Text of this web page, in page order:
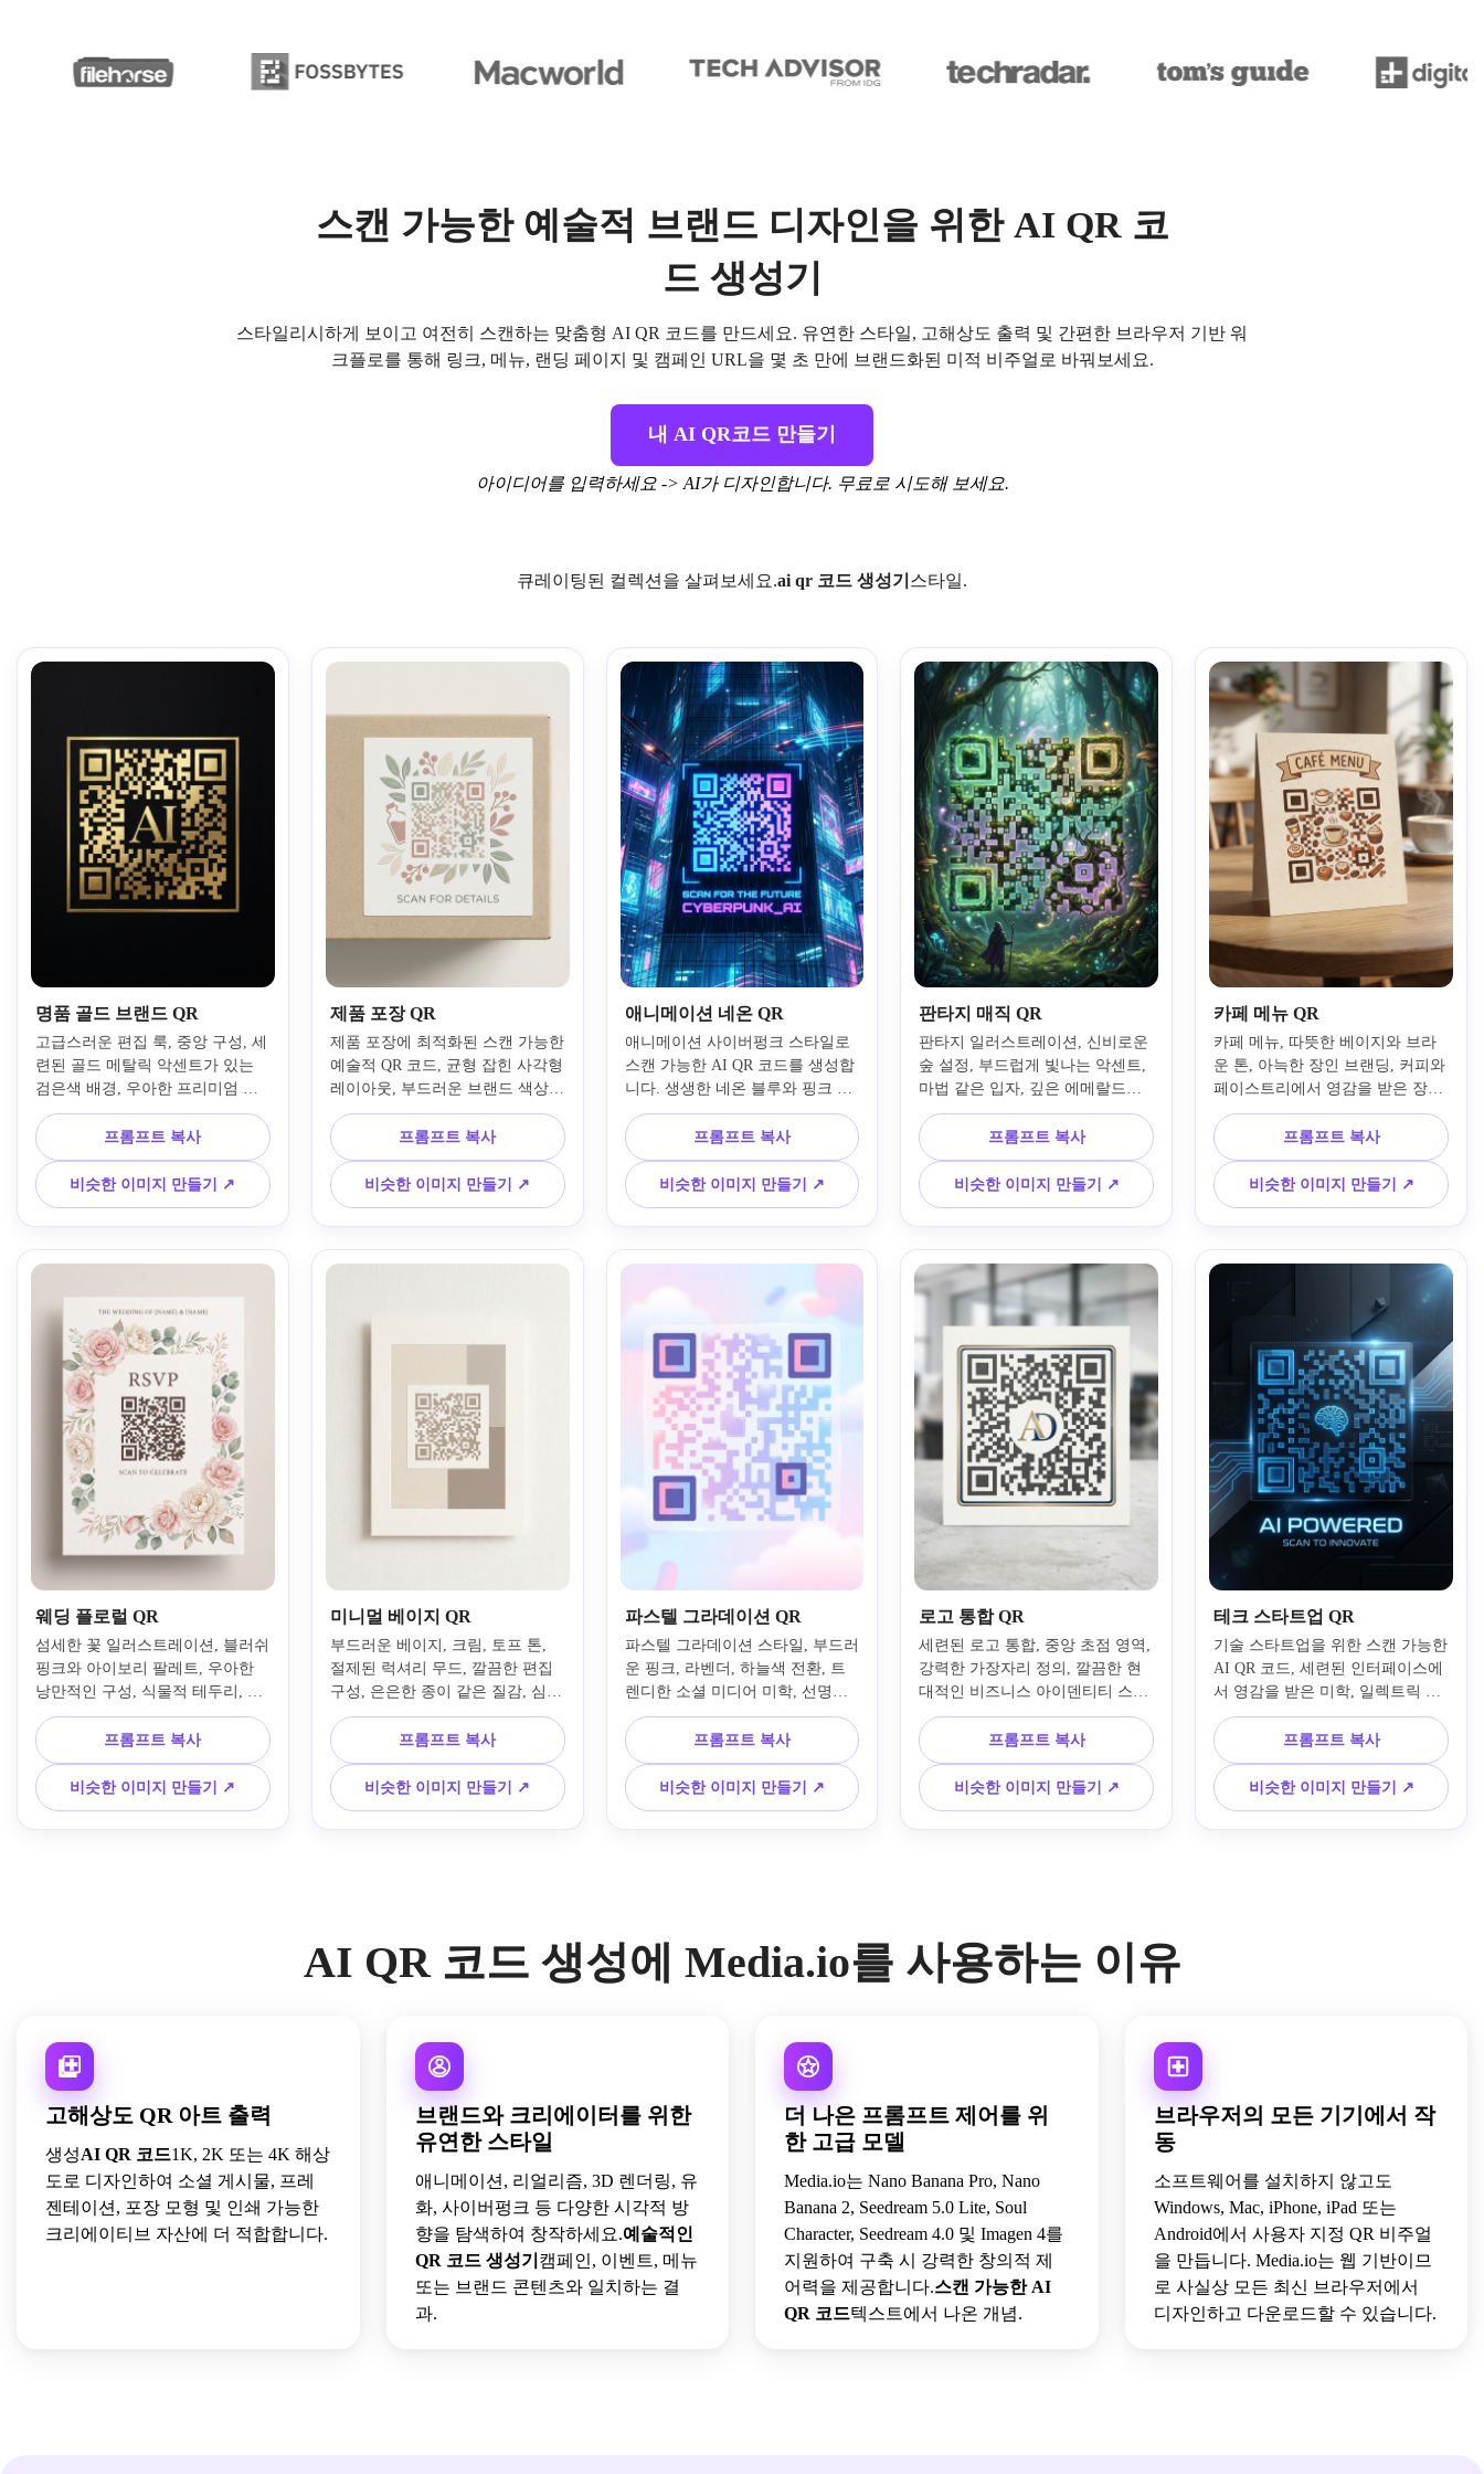
스캔 가능한 예술적 브랜드 디자인을 위한 AI QR 코
드 생성기
스타일리시하게 보이고 여전히 스캔하는 맞춤형 AI QR 코드를 만드세요. 유연한 스타일, 고해상도 출력 및 간편한 브라우저 기반 워
크플로를 통해 링크, 메뉴, 랜딩 페이지 및 캠페인 URL을 몇 초 만에 브랜드화된 미적 비주얼로 바꿔보세요.
내 AI QR코드 만들기
아이디어를 입력하세요 -> AI가 디자인합니다. 무료로 시도해 보세요.
큐레이팅된 컬렉션을 살펴보세요.ai qr 코드 생성기 스타일.
명품 골드 브랜드 QR
고급스러운 편집 룩, 중앙 구성, 세
련된 골드 메탈릭 악센트가 있는
검은색 배경, 우아한 프리미엄 브
랜드 분위기, 선명한 고대비 코드
구조, 미묘한 광택과 질감, 깨끗한
네거티브 공간, 광택이 나는 마케
팅 준비 마감, 시각적으로 풍부하
지만 명확하게 읽을 수 있는 스캔
가능한 AI QR 코드를 디자인하세
요.
프롬프트 복사
비슷한 이미지 만들기 ↗
제품 포장 QR
제품 포장에 최적화된 스캔 가능한
예술적 QR 코드, 균형 잡힌 사각형
레이아웃, 부드러운 브랜드 색상
팔레트, 코드 주변의 미묘한 제품
에서 영감을 받은 일러스트레이션,
프리미엄 상업적 느낌, 깨끗한 공
백, 부드러운 무광택 질감, 강력한
가독성 모듈, 현대적인 포장 모형
미학, 라벨, 상자 및 인서트에 실용
적입니다.
프롬프트 복사
비슷한 이미지 만들기 ↗
애니메이션 네온 QR
애니메이션 사이버펑크 스타일로
스캔 가능한 AI QR 코드를 생성합
니다. 생생한 네온 블루와 핑크 광
채, 미래 지향적인 도시 분위기, 역
동적인 조명, 날카로운 가장자리,
고대비 QR 기하학 보존, 활기찬 분
위기, 세련된 디지털 텍스처, 소셜
미디어 친화적인 구성, 세부하지만
읽기 쉬운 대담한 바이러스 시각
효과를 제공합니다.
프롬프트 복사
비슷한 이미지 만들기 ↗
판타지 매직 QR
판타지 일러스트레이션, 신비로운
숲 설정, 부드럽게 빛나는 악센트,
마법 같은 입자, 깊은 에메랄드와
보라색 팔레트, 영화 같은 분위기,
매혹적인 스토리텔링 분위기, 보존
된 기능적 QR 레이아웃, 풍부한 질
감, 빛나는 하이라이트, 균형 잡힌
대비가 혼합된 스캔 가능한 QR 코
드를 제작하여 코드가 매력적이고
사용할 수 있도록 합니다.
프롬프트 복사
비슷한 이미지 만들기 ↗
카페 메뉴 QR
카페 메뉴, 따뜻한 베이지와 브라
운 톤, 아늑한 장인 브랜딩, 커피와
페이스트리에서 영감을 받은 장식
디테일, 부드러운 자연 조명, 매력
적인 테이블 탑 프레젠테이션, 깔
끔하고 읽을 수 있는 대비, 미묘한
종이 질감, 친절한 중소기업 느낌,
간판, 메뉴 및 테이크어웨이 포장
에 이상적입니다.
프롬프트 복사
비슷한 이미지 만들기 ↗
웨딩 플로럴 QR
섬세한 꽃 일러스트레이션, 블러쉬
핑크와 아이보리 팔레트, 우아한
낭만적인 구성, 식물적 테두리, 부
드러운 확산 조명, 프리미엄 문구
질감, 우아한 미니멀 디테일, 세련
된 타이포그래피에서 영감을 받은
균형, 인쇄 및 디지털 RSVP 공유
를 위한 보존된 QR 가독성으로 스
캔 가능한 결혼 초대장 QR 코드를
프롬프트 복사
비슷한 이미지 만들기 ↗
미니멀 베이지 QR
부드러운 베이지, 크림, 토프 톤,
절제된 럭셔리 무드, 깔끔한 편집
구성, 은은한 종이 같은 질감, 심플
한 기하학적 밸런스, 부드러운 그
림자, 현대적인 미적 스타일링, 선
명한 대비 블록, 깔끔한 배경, 라이
프 스타일 브랜드와 소셜 프로필에
적합한 세련된 마감을 사용하여 미
니멀리스트 스캔 가능 QR 코드를
프롬프트 복사
비슷한 이미지 만들기 ↗
파스텔 그라데이션 QR
파스텔 그라데이션 스타일, 부드러
운 핑크, 라벤더, 하늘색 전환, 트
렌디한 소셜 미디어 미학, 선명한
기하학적 레이아웃, 밝지만 균형
잡힌 조명, 통풍이 잘되는 배경, 부
드러운 광택 질감, 현대적이고 친
절한 분위기, 강력한 가독성으로
스캔 가능한 QR 코드를 생성하여
예술적 효과가 스캔 성능을 압도하
프롬프트 복사
비슷한 이미지 만들기 ↗
로고 통합 QR
세련된 로고 통합, 중앙 초점 영역,
강력한 가장자리 정의, 깔끔한 현
대적인 비즈니스 아이덴티티 스타
일, 균형 잡힌 간격, 전문적인 대
비, 세련된 디지털 마감, 미묘한 브
랜드 색상 악센트, 프레젠테이션
준비 구성, 웹사이트, 명함, 포장
및 캠페인 자료에 대한 실용적인
가독성으로 스캔 가능한 브랜드
프롬프트 복사
비슷한 이미지 만들기 ↗
테크 스타트업 QR
기술 스타트업을 위한 스캔 가능한
AI QR 코드, 세련된 인터페이스에
서 영감을 받은 미학, 일렉트릭 블
루 악센트, 미래적인 미니멀리즘,
선명한 기하학, 어두운 현대적인
배경, 미묘한 유리 질감, 선명한 조
명, 혁신적인 SaaS 브랜드 분위기,
웹 준비 구성, 랜딩 페이지, 데크
및 제품 출시를 위한 보존된 스캔
프롬프트 복사
비슷한 이미지 만들기 ↗
AI QR 코드 생성에 Media.io를 사용하는 이유
고해상도 QR 아트 출력
생성AI QR 코드1K, 2K 또는 4K 해상
도로 디자인하여 소셜 게시물, 프레
젠테이션, 포장 모형 및 인쇄 가능한
크리에이티브 자산에 더 적합합니다.
브랜드와 크리에이터를 위한
유연한 스타일
애니메이션, 리얼리즘, 3D 렌더링, 유
화, 사이버펑크 등 다양한 시각적 방
향을 탐색하여 창작하세요.예술적인
QR 코드 생성기 캠페인, 이벤트, 메뉴
또는 브랜드 콘텐츠와 일치하는 결
과.
더 나은 프롬프트 제어를 위
한 고급 모델
Media.io는 Nano Banana Pro, Nano
Banana 2, Seedream 5.0 Lite, Soul
Character, Seedream 4.0 및 Imagen 4를
지원하여 구축 시 강력한 창의적 제
어력을 제공합니다.스캔 가능한 AI
QR 코드텍스트에서 나온 개념.
브라우저의 모든 기기에서 작
동
소프트웨어를 설치하지 않고도
Windows, Mac, iPhone, iPad 또는
Android에서 사용자 지정 QR 비주얼
을 만듭니다. Media.io는 웹 기반이므
로 사실상 모든 최신 브라우저에서
디자인하고 다운로드할 수 있습니다.